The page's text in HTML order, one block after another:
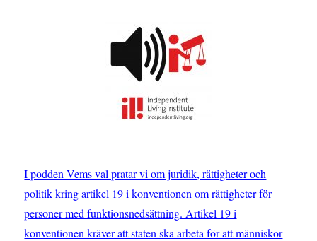
I podden Vems val pratar vi om juridik, rättigheter och
politik kring artikel 19 i konventionen om rättigheter för
personer med funktionsnedsättning. Artikel 19 i
konventionen kräver att staten ska arbeta för att människor